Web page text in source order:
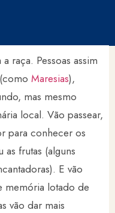
raça. Pessoas assim
Maresias),
mas mesmo
local. Vão passear,
para conhecer os
frutas (alguns
E vão
memória lotado de
vão dar mais